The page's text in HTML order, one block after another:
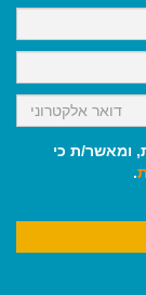
ומאשר/ת כי
.